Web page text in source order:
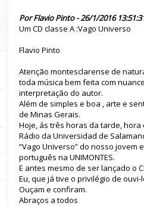
Por Flavio Pinto - 26/1/2016
Um CD classe A :Vago Universo
Flavio Pinto
Atenção montesclarense de
toda música bem feita com
interpretação do autor.
Além de simples e boa , arte e
de Minas Gerais.
Hoje, ás três horas da tarde, hora
Rádio da Universidad de
“Vago Universo” do nosso jovem
português na UNIMONTES.
E antes mesmo de ser lançado o
Eu, que já tive o privilégio de
Ouçam e confiram.
Abraços a todos